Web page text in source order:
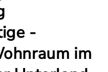
-
im